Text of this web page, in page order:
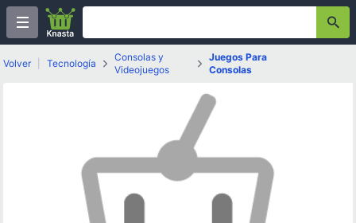
Volver Tecnología
Consolas y
Videojuegos
Juegos Para
Consolas